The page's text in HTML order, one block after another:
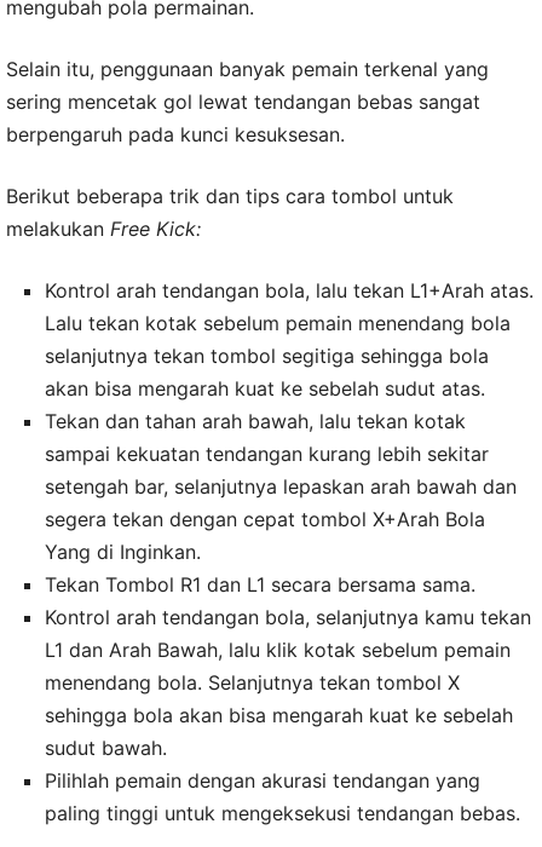
mengubah pola permainan.
Selain itu, penggunaan banyak pemain terkenal yang
sering mencetak gol lewat tendangan bebas sangat
berpengaruh pada kunci kesuksesan.
Berikut beberapa trik dan tips cara tombol untuk
melakukan Free Kick:
Kontrol arah tendangan bola, lalu tekan L1+Arah atas.
Lalu tekan kotak sebelum pemain menendang bola
selanjutnya tekan tombol segitiga sehingga bola
akan bisa mengarah kuat ke sebelah sudut atas.
Tekan dan tahan arah bawah, lalu tekan kotak
sampai kekuatan tendangan kurang lebih sekitar
setengah bar, selanjutnya lepaskan arah bawah dan
segera tekan dengan cepat tombol X+Arah Bola
Yang di Inginkan.
Tekan Tombol R1 dan L1 secara bersama sama.
Kontrol arah tendangan bola, selanjutnya kamu tekan
L1 dan Arah Bawah, lalu klik kotak sebelum pemain
menendang bola. Selanjutnya tekan tombol X
sehingga bola akan bisa mengarah kuat ke sebelah
sudut bawah.
Pilihlah pemain dengan akurasi tendangan yang
paling tinggi untuk mengeksekusi tendangan bebas.